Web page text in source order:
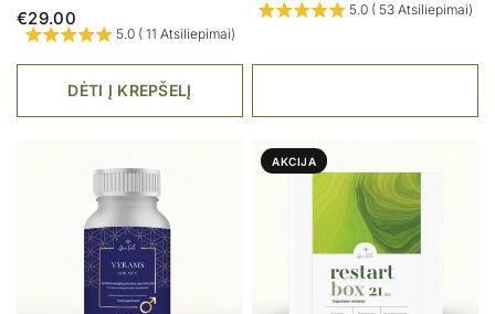
€29.00
5.0 ( 11 Atsiliepimai)
DĖTI Į KREPŠELĮ
5.0 ( 53 Atsiliepimai)
AKCIJA